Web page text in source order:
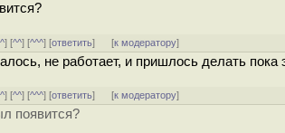
^] [^^] [^^^] [ответить] [к модератору]
не работает, и пришлось делать
^] [^^] [^^^] [ответить] [к модератору]
появится?